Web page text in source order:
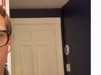
합(EU) 등은 저마다 수십조원
려 하죠. 미국 빅테크들도
단위를 투자하고 있습니다.